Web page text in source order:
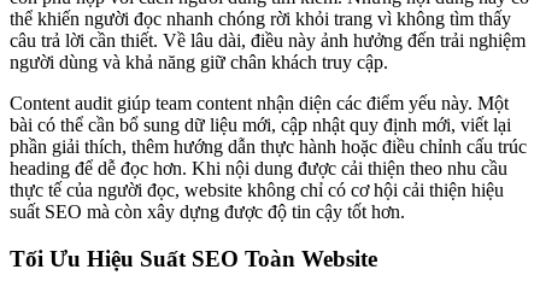
thể khiến người đọc nhanh chóng rời khỏi trang vì không tìm thấy
câu trả lời cần thiết. Về lâu dài, điều này ảnh hưởng đến trải nghiệm
người dùng và khả năng giữ chân khách truy cập.
Content audit giúp team content nhận diện các điểm yếu này. Một
bài có thể cần bổ sung dữ liệu mới, cập nhật quy định mới, viết lại
phần giải thích, thêm hướng dẫn thực hành hoặc điều chỉnh cấu trúc
heading để dễ đọc hơn. Khi nội dung được cải thiện theo nhu cầu
thực tế của người đọc, website không chỉ có cơ hội cải thiện hiệu
suất SEO mà còn xây dựng được độ tin cậy tốt hơn.
Tối Ưu Hiệu Suất SEO Toàn Website